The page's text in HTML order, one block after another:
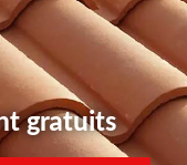
gratuits